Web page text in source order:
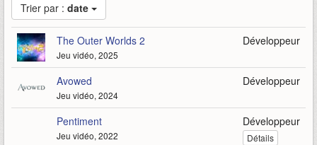
Trier par : date
The Outer Worlds 2
Jeu vidéo, 2025
Développeur
Avowed
Jeu vidéo, 2024
Développeur
Pentiment
Jeu vidéo, 2022
Développeur
Détails